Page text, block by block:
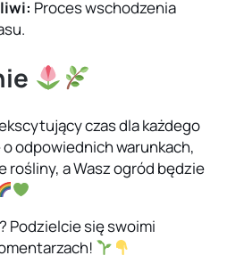
Proces wschodzenia
czas dla każdego
odpowiednich warunkach,
a Wasz ogród będzie
Podzielcie się swoimi